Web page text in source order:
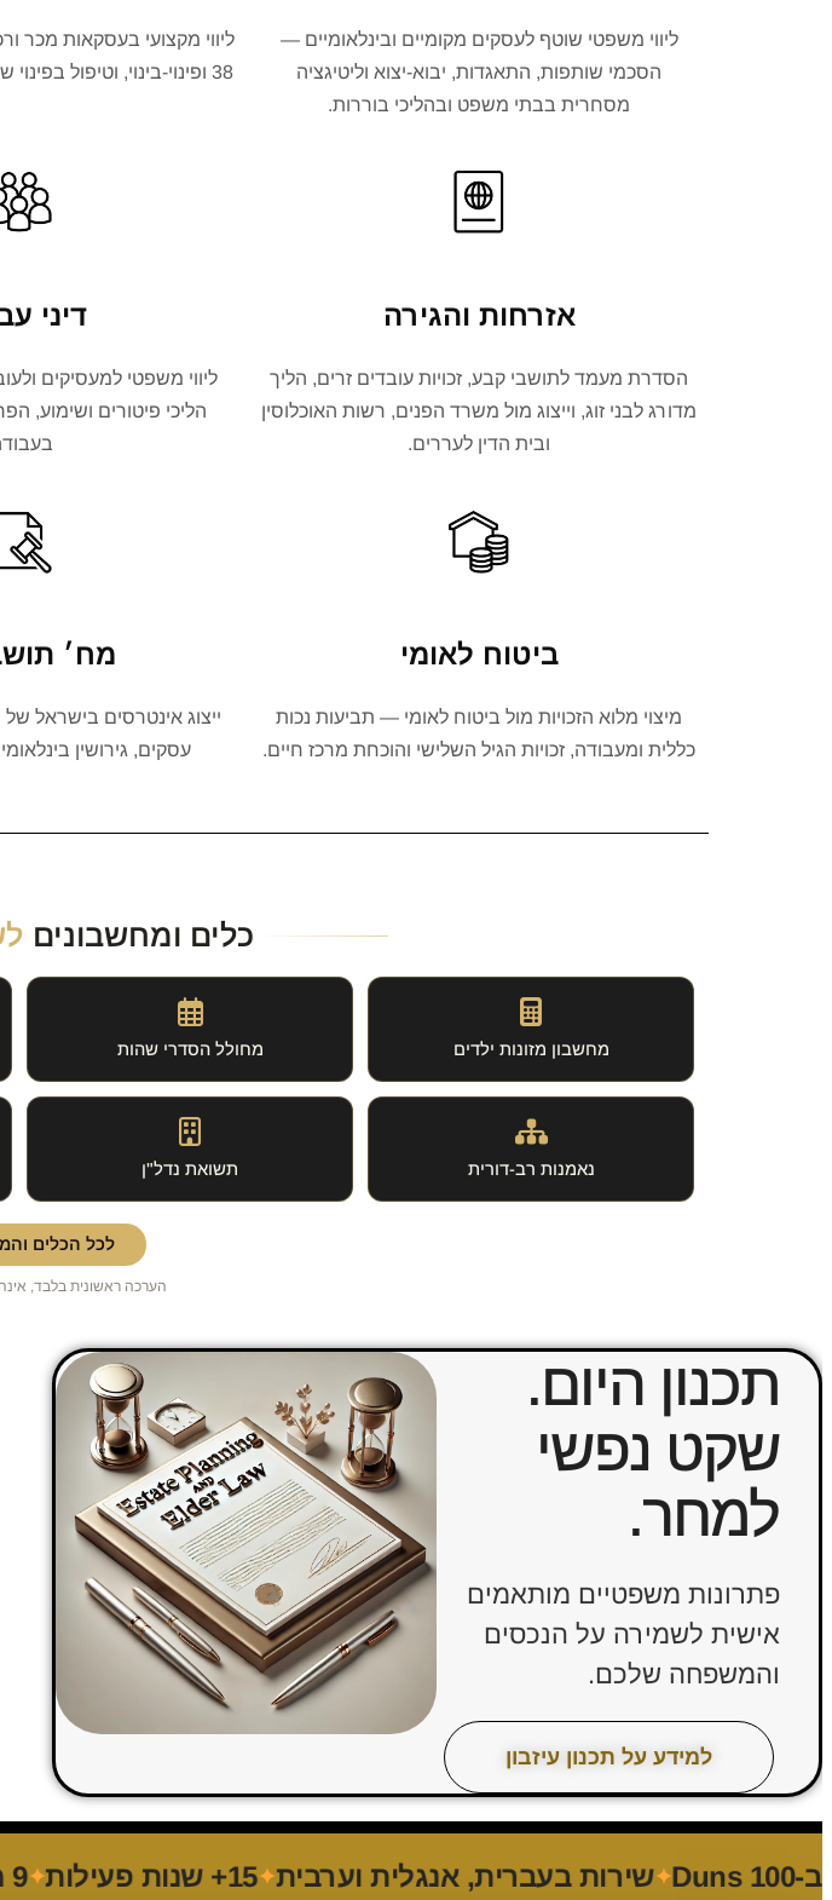
ליווי משפטי שוטף לעסקים מקומיים ובינלאומיים —
הסכמי שותפות, התאגדות, יבוא-יצוא וליטיגציה
מסחרית בבתי משפט ובהליכי בוררות.
ליווי מקצועי בעסקאות מכר
38 ופינוי-בינוי, וטיפול בפינוי שוכרים מפרים או פולשים.
אזרחות והגירה
הסדרת מעמד לתושבי קבע, זכויות עובדים זרים, הליך
מדורג לבני זוג, וייצוג מול משרד הפנים, רשות האוכלוסין
ובית הדין לעררים.
דיני
ליווי משפטי למעסיקים
הליכי פיטורים ושימוע,
ביטוח לאומי
מיצוי מלוא הזכויות מול ביטוח לאומי — תביעות נכות
כללית ומעבודה, זכויות הגיל השלישי והוכחת מרכז חיים.
מח׳
ייצוג אינטרסים בישראל
עסקים, גירושין
כלים ומחשבונים
מחשבון מזונות ילדים מחולל הסדרי שהות
נאמנות רב-דורית תשואת נדל"ן
לכל הכלים
הערכה ראשונית בלבד,
תכנון היום.
שקט נפשי
למחר.
פתרונות משפטיים מותאמים
אישית לשמירה על הנכסים
והמשפחה שלכם.
למידע על תכנון עיזבון
שירות בעברית, אנגלית וערבית 15+ שנות פעילות 9 מחלקות מקצועיות